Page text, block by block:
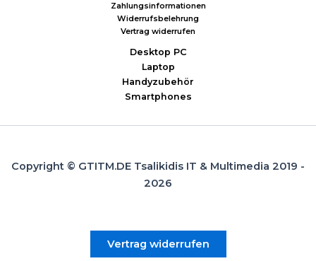
Zahlungsinformationen
Widerrufsbelehrung
Vertrag widerrufen
Desktop PC
Laptop
Handyzubehör
Smartphones
Copyright © GTITM.DE Tsalikidis IT & Multimedia 2019 -
2026
Vertrag widerrufen